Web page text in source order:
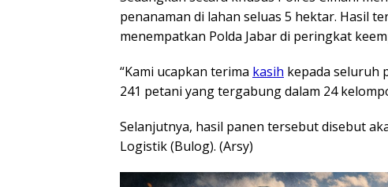
penanaman di lahan seluas 5 hektar. Hasil
menempatkan Polda Jabar di peringkat
“Kami ucapkan terima kasih kepada seluruh
241 petani yang tergabung dalam 24
Selanjutnya, hasil panen tersebut disebut
Logistik (Bulog). (Arsy)